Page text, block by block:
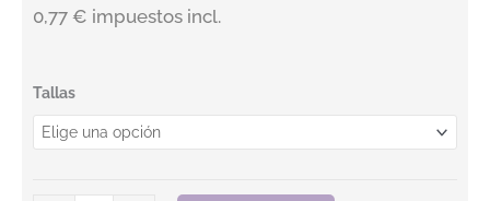
0,77 € impuestos incl.
Tallas
Guante soporte poliéster blanco sin costuras Tomas Bodero